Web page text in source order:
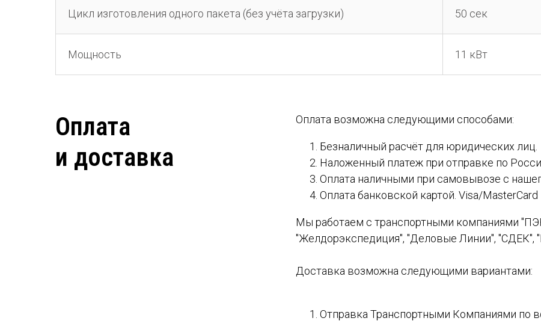
Цикл изготовления одного пакета (без учёта загрузки) 50 сек
Мощность 11 кВт
Оплата
и доставка
Оплата возможна следующими способами:
Безналичный расчёт для юридических лиц.
Наложенный платеж при отправке по
Оплата наличными при самовывозе с
Оплата банковской картой. Visa/MasterCard
Мы работаем с транспортными компаниями
"Желдорэкспедиция", "Деловые Линии", "СДЕК",
Доставка возможна следующими вариантами:
Отправка Транспортными Компаниями по